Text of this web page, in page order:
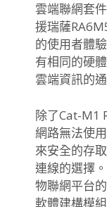
雲端聯網套
援瑞薩
的使用者體
有相同的硬
雲端資訊的
除了Cat-M1
網路無法使
來安全的存
連線的選擇
物聯網平台
軟體建構模